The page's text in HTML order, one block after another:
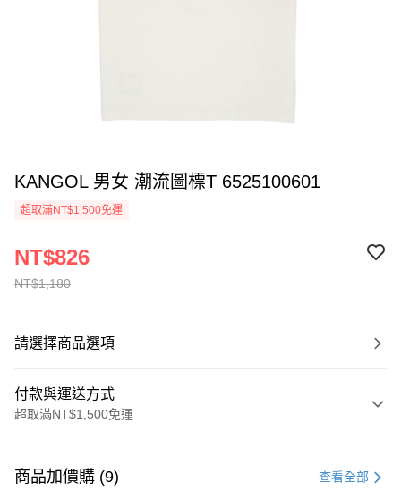
KANGOL 男女 潮流圖標T 6525100601
超取滿NT$1,500免運
NT$1,180
NT$826
請選擇商品選項
付款與運送方式
超取滿NT$1,500免運
信用卡一次付款
商品加價購 (9) 查看全部